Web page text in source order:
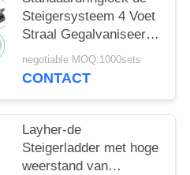
Steigersysteem 4 Voet
Straal Gegalvaniseerde
Ringlock van ASNZS
negotiable MOQ:1000sets
CONTACT
Layher-de
Steigerladder met hoge
weerstand van